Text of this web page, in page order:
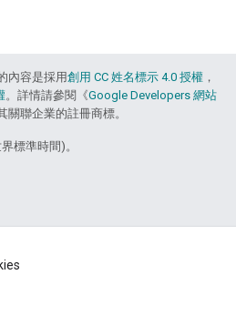
內容是採用創用 CC 姓名標示 4.0 授權 ，
。詳情請參閱《Google Developers 網站
關聯企業的註冊商標。
標準時間)。